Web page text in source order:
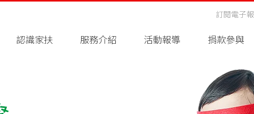
認識家扶 服務介紹 活動報導 捐款參與
訂閱電子報